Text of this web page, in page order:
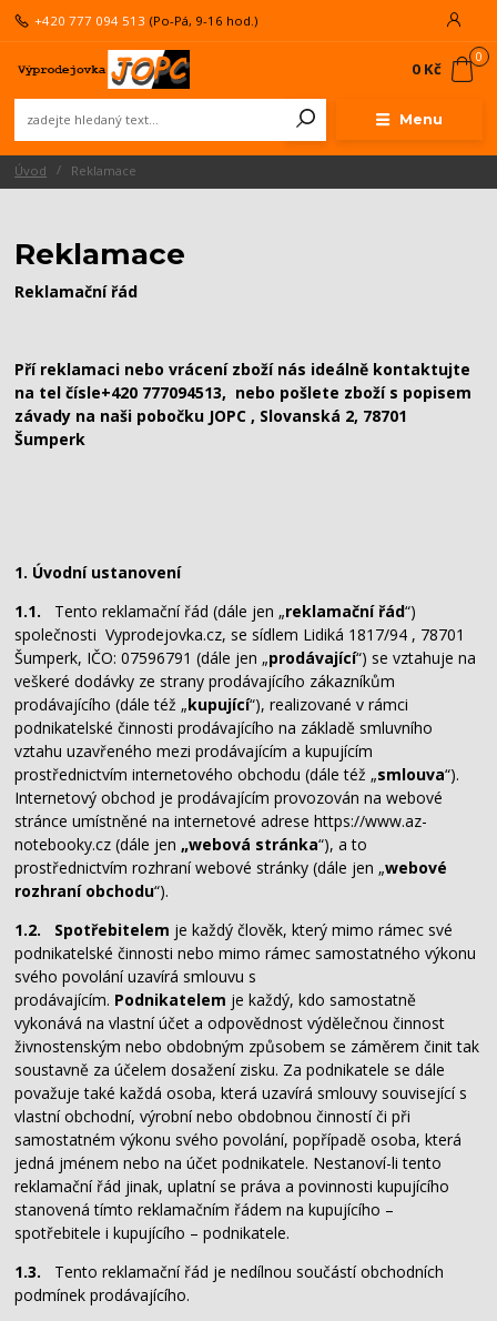
Menu
+420 777 094 513 (Po-Pá, 9-16 hod.)
0
0 Kč
Úvod Reklamace
Reklamace
Reklamační řád
Pří reklamaci nebo vrácení zboží nás ideálně kontaktujte
na tel čísle+420 777094513, nebo pošlete zboží s popisem
závady na naši pobočku JOPC , Slovanská 2, 78701
Šumperk
1. Úvodní ustanovení
1.1. Tento reklamační řád (dále jen „reklamační řád“)
společnosti Vyprodejovka.cz, se sídlem Lidiká 1817/94 , 78701
Šumperk, IČO: 07596791 (dále jen „prodávající“) se vztahuje na
veškeré dodávky ze strany prodávajícího zákazníkům
prodávajícího (dále též „kupující“), realizované v rámci
podnikatelské činnosti prodávajícího na základě smluvního
vztahu uzavřeného mezi prodávajícím a kupujícím
prostřednictvím internetového obchodu (dále též „smlouva“).
Internetový obchod je prodávajícím provozován na webové
stránce umístněné na internetové adrese https://www.az-
notebooky.cz (dále jen „webová stránka“), a to
prostřednictvím rozhraní webové stránky (dále jen „webové
rozhraní obchodu“).
1.2. Spotřebitelem je každý člověk, který mimo rámec své
podnikatelské činnosti nebo mimo rámec samostatného výkonu
svého povolání uzavírá smlouvu s
prodávajícím. Podnikatelem je každý, kdo samostatně
vykonává na vlastní účet a odpovědnost výdělečnou činnost
živnostenským nebo obdobným způsobem se záměrem činit tak
soustavně za účelem dosažení zisku. Za podnikatele se dále
považuje také každá osoba, která uzavírá smlouvy související s
vlastní obchodní, výrobní nebo obdobnou činností či při
samostatném výkonu svého povolání, popřípadě osoba, která
jedná jménem nebo na účet podnikatele. Nestanoví-li tento
reklamační řád jinak, uplatní se práva a povinnosti kupujícího
stanovená tímto reklamačním řádem na kupujícího –
spotřebitele i kupujícího – podnikatele.
1.3. Tento reklamační řád je nedílnou součástí obchodních
podmínek prodávajícího.